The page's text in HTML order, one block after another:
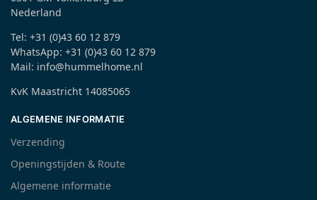
Nederland
Tel: +31 (0)43 60 12 879
WhatsApp: +31 (0)43 60 12 879
Mail: info@hummelhome.nl
KvK Maastricht 14085065
ALGEMENE INFORMATIE
Verzending
Openingstijden & Route
Algemene informatie